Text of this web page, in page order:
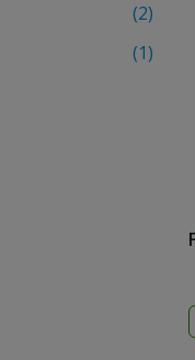
(2)
(1)